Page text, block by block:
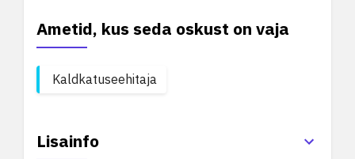
Ametid, kus seda oskust on vaja
Kaldkatuseehitaja
Lisainfo